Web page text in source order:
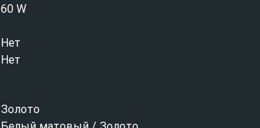
60 W
Нет
Нет
Золото